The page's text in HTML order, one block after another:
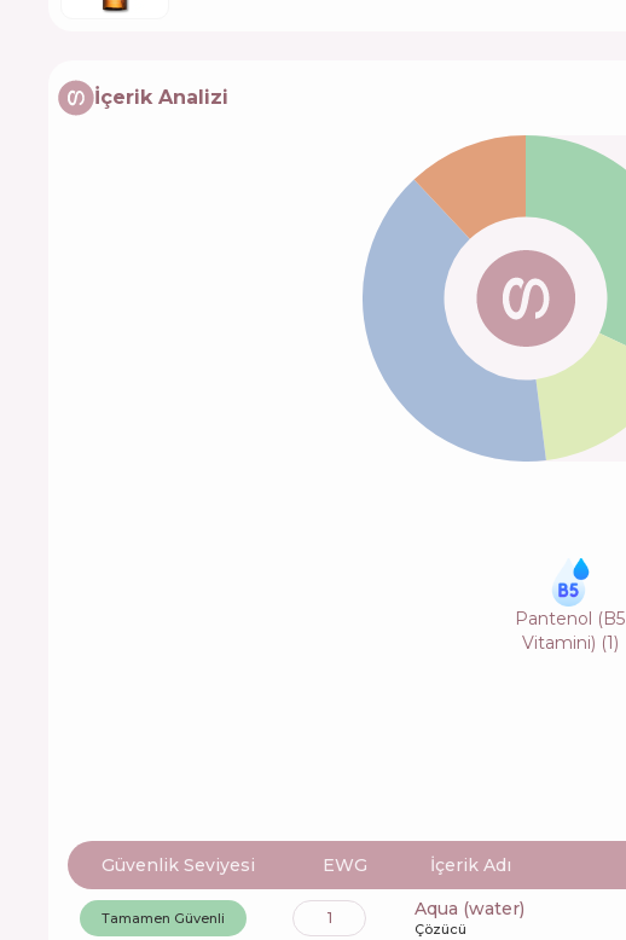
İçerik Analizi
Pantenol (B5
Vitamini) (1)
Güvenlik Seviyesi EWG İçerik Adı
Tamamen Güvenli 1 aqua (water)
Çözücü